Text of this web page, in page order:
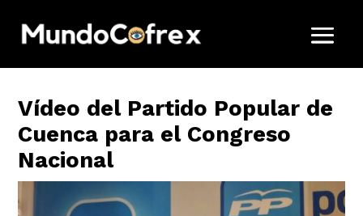
Vídeo del Partido Popular de
Cuenca para el Congreso
Nacional